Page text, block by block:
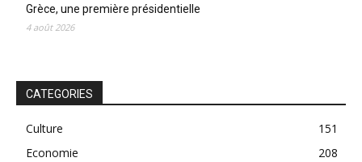
Grèce, une première présidentielle
4 août 2026
CATEGORIES
Culture
151
Economie
208